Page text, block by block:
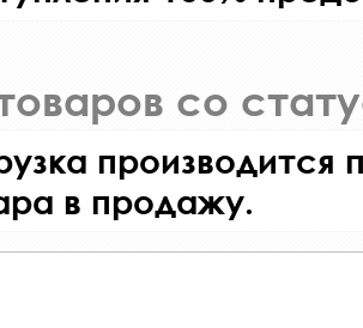
со
производится
в продажу.